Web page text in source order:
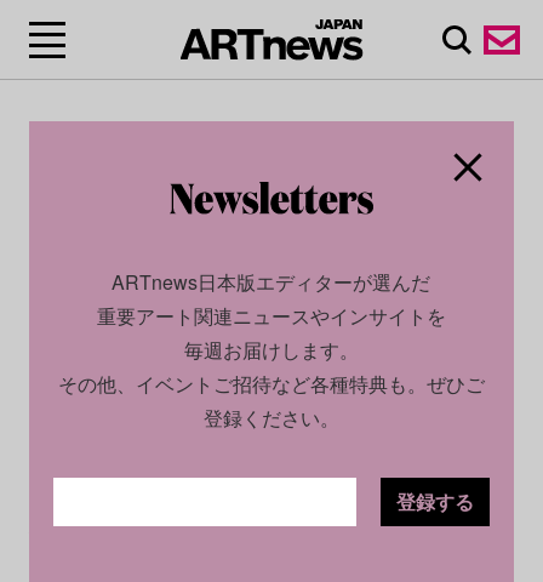
2024.08.08
ARTnews日本版エディターが選んだ
重要アート関連ニュースやインサイトを
毎週お届けします。
その他、イベントご招待など各種特典も。ぜひご
登録ください。
登録する